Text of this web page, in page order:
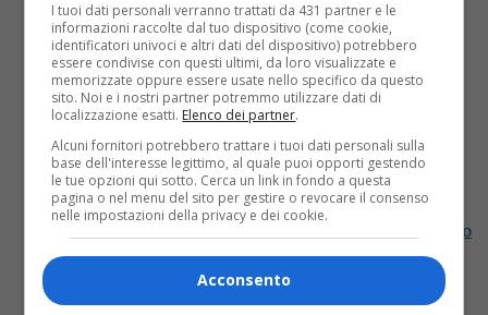
Attualità4 anni fa
Cercasi personale per i 34 ecomusei
biellesi: impegno 17 domeniche,
compenso 680 euro
Cercasi personale per i 34 ecomusei biellesi: impegno
17 domeniche, compenso 680 euro. Ecco come fare
per candidarsi, c’è tempo sino a lunedì 11 aprile.
Cercasi...
I tuoi dati personali verranno trattati da 431 partner e le
informazioni raccolte dal tuo dispositivo (come cookie,
identificatori univoci e altri dati del dispositivo) potrebbero
essere condivise con questi ultimi, da loro visualizzate e
memorizzate oppure essere usate nello specifico da questo
sito. Noi e i nostri partner potremmo utilizzare dati di
localizzazione esatti. Elenco dei partner.
Alcuni fornitori potrebbero trattare i tuoi dati personali sulla
base dell'interesse legittimo, al quale puoi opporti gestendo
le tue opzioni qui sotto. Cerca un link in fondo a questa
pagina o nel menu del sito per gestire o revocare il consenso
nelle impostazioni della privacy e dei cookie.
Acconsento